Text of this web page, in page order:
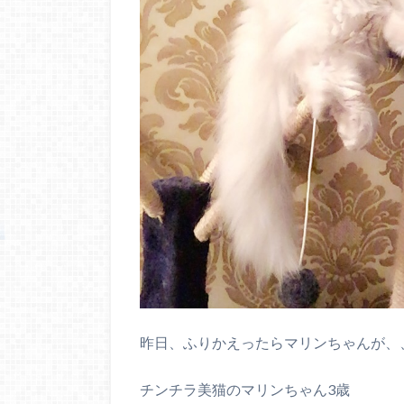
昨日、ふりかえったらマリンちゃんが、
チンチラ美猫のマリンちゃん3歳